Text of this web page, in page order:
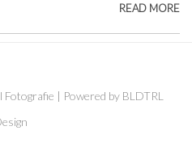
READ MORE
| Powered by BLDTRL